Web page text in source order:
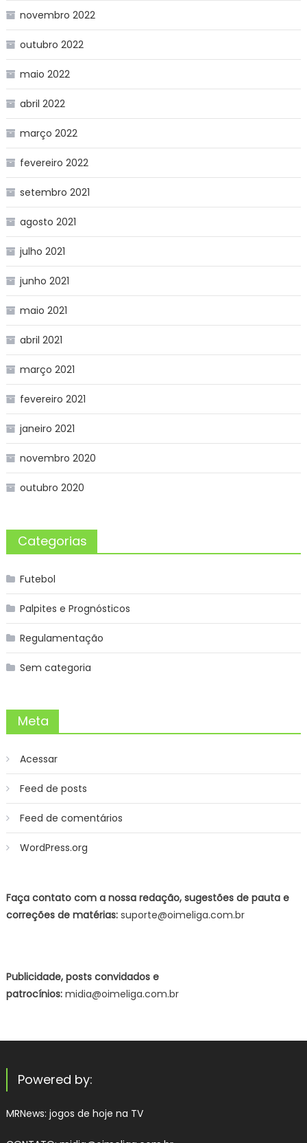
novembro 2022
outubro 2022
maio 2022
abril 2022
março 2022
fevereiro 2022
setembro 2021
agosto 2021
julho 2021
junho 2021
maio 2021
abril 2021
março 2021
fevereiro 2021
janeiro 2021
novembro 2020
outubro 2020
Categorias
Futebol
Palpites e Prognósticos
Regulamentação
Sem categoria
Meta
Acessar
Feed de posts
Feed de comentários
WordPress.org
Faça contato com a nossa redação, sugestões de pauta e
correções de matérias:suporte@oimeliga.com.br
Publicidade, posts convidados e
patrocínios:midia@oimeliga.com.br
Powered by:
MRNews: jogos de hoje na TV